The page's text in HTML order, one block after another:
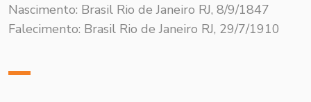
Nascimento: Brasil Rio de Janeiro RJ, 8/9/1847
Falecimento: Brasil Rio de Janeiro RJ, 29/7/1910